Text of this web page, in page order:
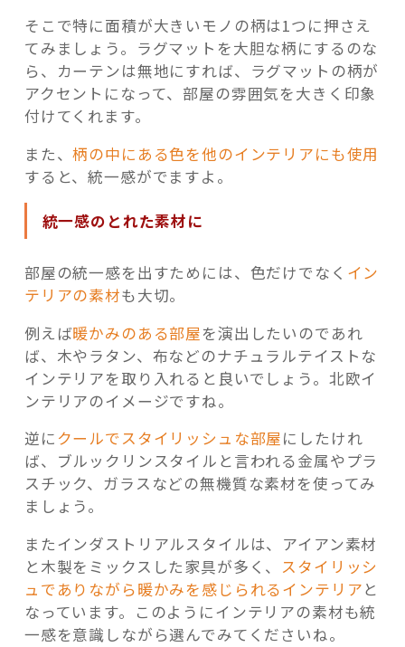
そこで特に面積が大きいモノの柄は1つに押さえ
てみましょう。ラグマットを大胆な柄にするのな
ら、カーテンは無地にすれば、ラグマットの柄が
アクセントになって、部屋の雰囲気を大きく印象
付けてくれます。
また、柄の中にある色を他のインテリアにも使用
すると、統一感がでますよ。
統一感のとれた素材に
部屋の統一感を出すためには、色だけでなく イン
テリアの素材も大切。
例えば暖かみのある部屋を演出したいのであれ
ば、木やラタン、布などのナチュラルテイストな
インテリアを取り入れると良いでしょう。北欧イ
ンテリアのイメージですね。
逆に クールでスタイリッシュな部屋にしたけれ
ば、ブルックリンスタイルと言われる金属やプラ
スチック、ガラスなどの無機質な素材を使ってみ
ましょう。
またインダストリアルスタイルは、アイアン素材
と木製をミックスした家具が多く、 スタイリッシ
ュでありながら暖かみを感じられるインテリアと
なっています。このようにインテリアの素材も統
一感を意識しながら選んでみてくださいね。